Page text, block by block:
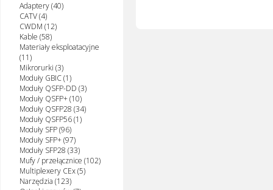
Adaptery (40)
CATV (4)
CWDM (12)
Kable (58)
Materiały eksploatacyjne
(11)
Mikrorurki (3)
Moduły GBIC (1)
Moduły QSFP-DD (3)
Moduły QSFP+ (10)
Moduły QSFP28 (34)
Moduły QSFP56 (1)
Moduły SFP (96)
Moduły SFP+ (97)
Moduły SFP28 (33)
Mufy / przełącznice (102)
Multiplexery CEx (5)
Narzędzia (123)